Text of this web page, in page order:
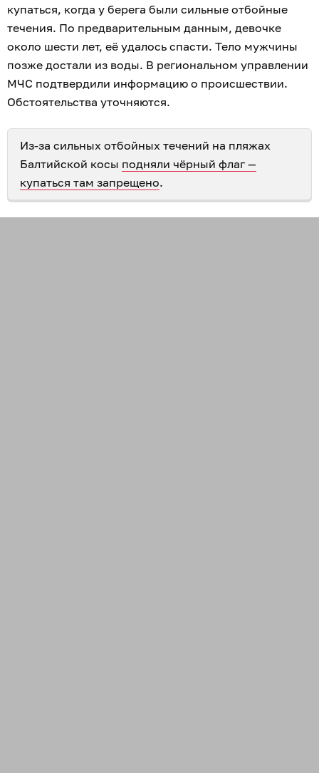
купаться, когда у берега были сильные отбойные
течения. По предварительным данным, девочке
около шести лет, её удалось спасти. Тело мужчины
позже достали из воды. В региональном управлении
МЧС подтвердили информацию о происшествии.
Обстоятельства уточняются.
Из-за сильных отбойных течений на пляжах
Балтийской косы подняли чёрный флаг —
купаться там запрещено.